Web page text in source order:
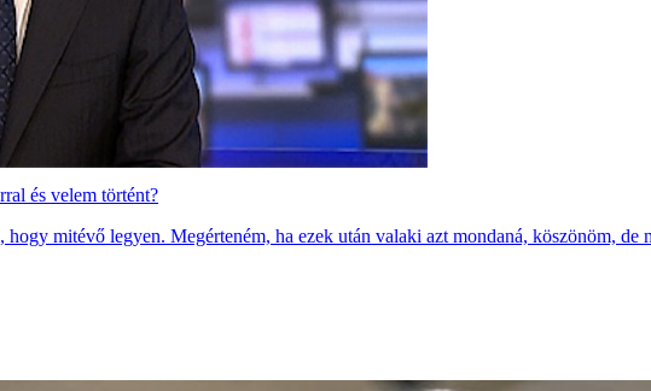
és velem történt?
mitévő legyen. Megérteném, ha ezek után valaki azt mondaná, köszönöm, de